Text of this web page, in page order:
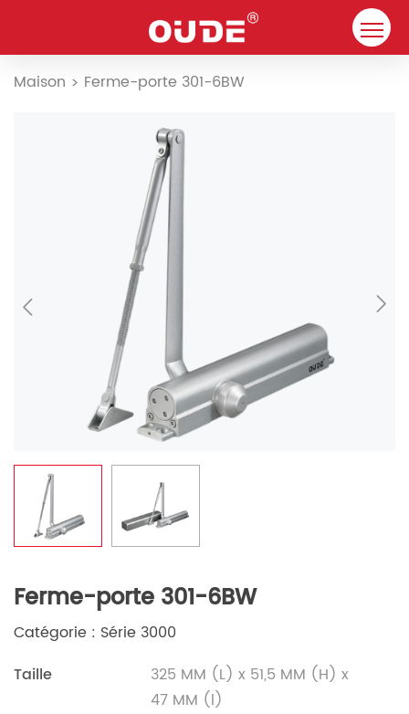
Maison > Ferme-porte 301-6BW
Ferme-porte 301-6BW
Catégorie : Série 3000
Taille
325 MM (L) x 51,5 MM (H) x
47 MM (l)
Maison